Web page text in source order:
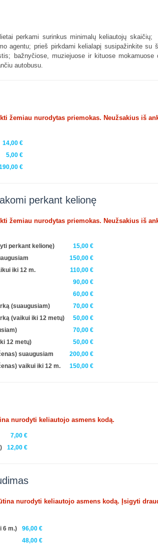
perkami surinkus minimalų keliautojų
agentu; prieš pirkdami kelialapį susipažinkite su
bažnyčiose, muziejuose ir kituose mokamuose
autobusu.
žemiau nurodytas priemokas. Neužsakius iš
14,00 €
5,00 €
€
perkant kelionę
žemiau nurodytas priemokas. Neužsakius iš
perkant kelionę)
15,00 €
150,00 €
iki 12 m.
110,00 €
90,00 €
60,00 €
(suaugusiam)
70,00 €
(vaikui iki 12 metų)
50,00 €
70,00 €
12 metų)
50,00 €
suaugusiam
200,00 €
vaikui iki 12 m.
150,00 €
nurodyti keliautojo asmens kodą.
7,00 €
12,00 €
nurodyti keliautojo asmens kodą. Įsigyti
6 m.)
96,00 €
48,00 €